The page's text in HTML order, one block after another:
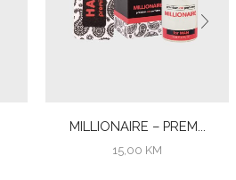
MILLIONAIRE – PREM...
15,00 KM